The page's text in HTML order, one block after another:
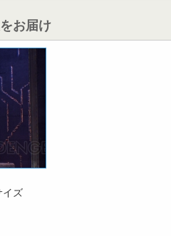
お届け
イズ